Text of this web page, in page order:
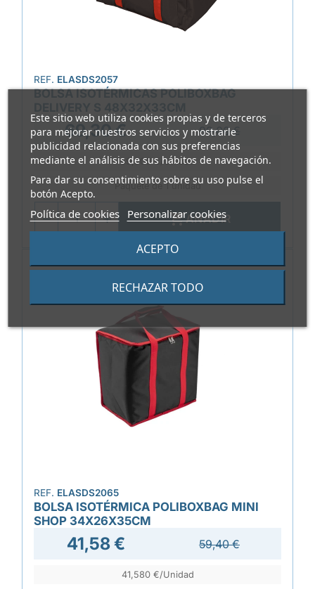
Este sitio web utiliza cookies propias y de terceros
para mejorar nuestros servicios y mostrarle
publicidad relacionada con sus preferencias
mediante el análisis de sus hábitos de navegación.
Para dar su consentimiento sobre su uso pulse el
botón Acepto.
Política de cookies Personalizar cookies
RECHAZAR TODO
ACEPTO
REF. ELASDS2057
BOLSA ISOTÉRMICAS POLIBOXBAG
69,30 € 99,00 €
69,300 €/Unidad
Paquete de 1 unidad
AÑADIR
REF. ELASDS2065
BOLSA ISOTÉRMICA POLIBOXBAG MINI
SHOP 34X26X35CM
41,58 € 59,40 €
41,580 €/Unidad